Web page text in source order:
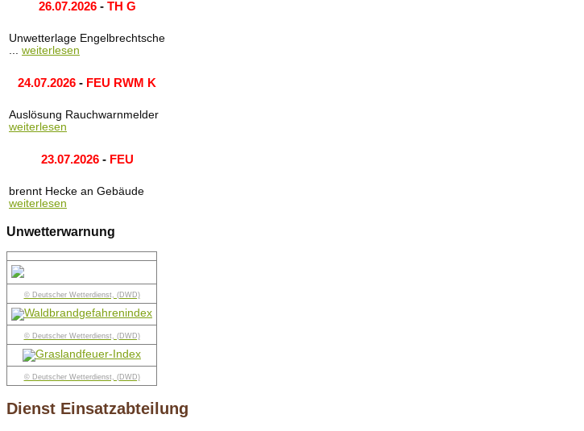
26.07.2026- TH G
Unwetterlage Engelbrechtsche
... weiterlesen
24.07.2026 - FEU RWM K
Auslösung Rauchwarnmelder
weiterlesen
23.07.2026- FEU
brennt Hecke an Gebäude
weiterlesen
Unwetterwarnung
© Deutscher Wetterdienst, (DWD)
© Deutscher Wetterdienst, (DWD)
© Deutscher Wetterdienst, (DWD)
Dienst Einsatzabteilung